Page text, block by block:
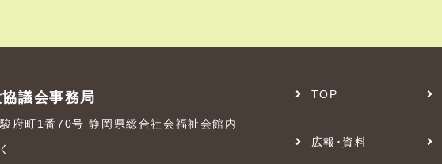
TOP
広報･資料
議会事務局
府町1番70号 静岡県総合社会福祉会館内